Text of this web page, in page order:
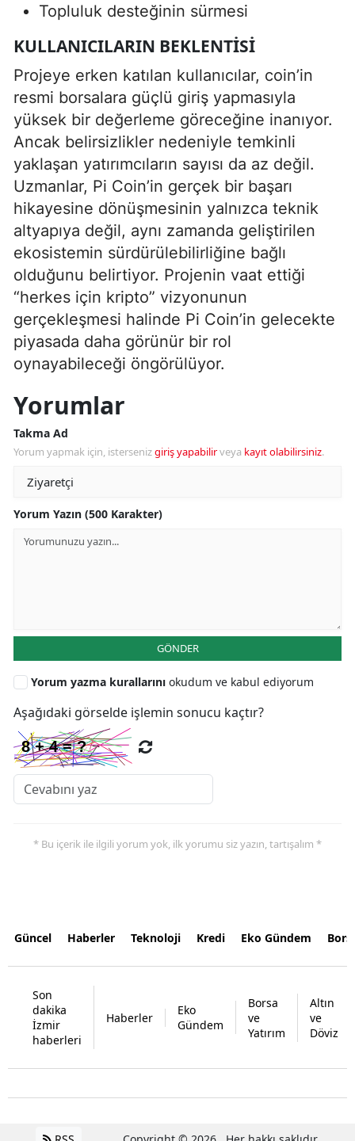
Topluluk desteğinin sürmesi
KULLANICILARIN BEKLENTISI
Projeye erken katılan kullanıcılar, coin’in
resmi borsalara güçlü giriş yapmasıyla
yüksek bir değerleme göreceğine inanıyor.
Ancak belirsizlikler nedeniyle temkinli
yaklaşan yatırımcıların sayısı da az değil.
Uzmanlar, Pi Coin’in gerçek bir başarı
hikayesine dönüşmesinin yalnızca teknik
altyapıya değil, aynı zamanda geliştirilen
ekosistemin sürdürülebilirliğine bağlı
olduğunu belirtiyor. Projenin vaat ettiği
“herkes için kripto” vizyonunun
gerçekleşmesi halinde Pi Coin’in gelecekte
piyasada daha görünür bir rol
oynayabileceği öngörülüyor.
Yorumlar
Takma Ad
Yorum yapmak için, istersenizgiriş yapabilirveya kayıt olabilirsiniz.
Yorum Yazın (500 Karakter)
GÖNDER
Yorum yazma kurallarını okudum ve kabul ediyorum
Aşağıdaki görselde işlemin sonucu kaçtır?
* Bu içerik ile ilgili yorum yok, ilk yorumu siz yazın, tartışalım *
Güncel Haberler Teknoloji Kredi Eko Gündem
Son
dakika
İzmir
haberleri
Haberler
Eko
Gündem
Borsa
ve
Yatırım
Altın
ve
Döviz